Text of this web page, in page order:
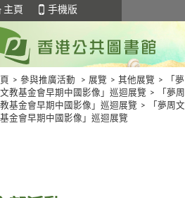
主頁 手機版
> 參與推廣活動 > 展覽 > 其他展覽 >
「夢
教基金會早期中國影像」巡迴展覽 >
「夢周
基金會早期中國影像」巡迴展覽 >
「夢周文
金會早期中國影像」巡迴展覽